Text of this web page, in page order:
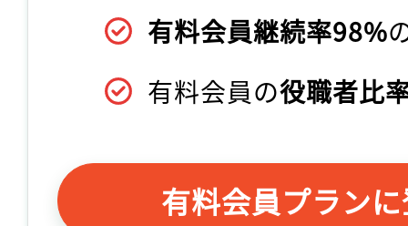
有料会員継続率98%
有料会員の役職者比
有料会員プラン